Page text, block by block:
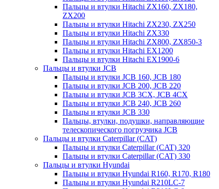
Пальцы и втулки Hitachi ZX160, ZX180,
ZX200
Пальцы и втулки Hitachi ZX230, ZX250
Пальцы и втулки Hitachi ZX330
Пальцы и втулки Hitachi ZX800, ZX850-3
Пальцы и втулки Hitachi EX1200
Пальцы и втулки Hitachi EX1900-6
Пальцы и втулки JCB
Пальцы и втулки JCB 160, JCB 180
Пальцы и втулки JCB 200, JCB 220
Пальцы и втулки JCB 3CX, JCB 4CX
Пальцы и втулки JCB 240, JCB 260
Пальцы и втулки JCB 330
Пальцы, втулки, подушки, направляющие
телескопического погрузчика JCB
Пальцы и втулки Caterpillar (CAT)
Пальцы и втулки Caterpillar (CAT) 320
Пальцы и втулки Caterpillar (CAT) 330
Пальцы и втулки Hyundai
Пальцы и втулки Hyundai R160, R170, R180
Пальцы и втулки Hyundai R210LC-7